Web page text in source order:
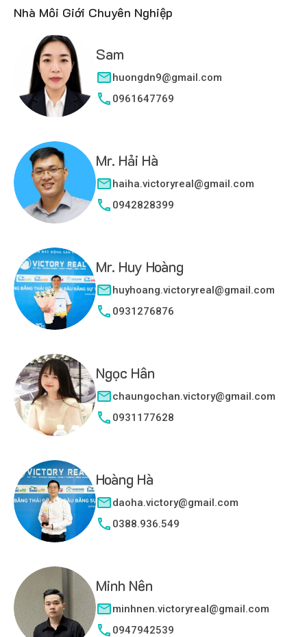
Nhà Môi Giới Chuyên Nghiệp
Sam
huongdn9@gmail.com
0961647769
Mr. Hải Hà
haiha.victoryreal@gmail.com
0942828399
Mr. Huy Hoàng
huyhoang.victoryreal@gmail.com
0931276876
Ngọc Hân
chaungochan.victory@gmail.com
0931177628
Hoàng Hà
daoha.victory@gmail.com
0388.936.549
Minh Nên
minhnen.victoryreal@gmail.com
0947942539